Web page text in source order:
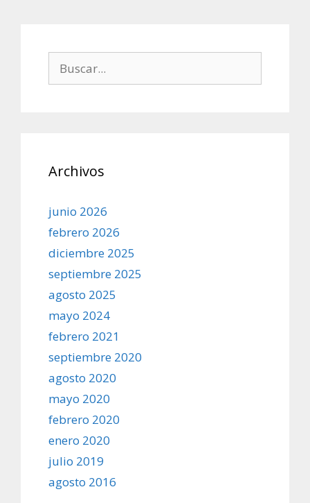
Archivos
junio 2026
febrero 2026
diciembre 2025
septiembre 2025
agosto 2025
mayo 2024
febrero 2021
septiembre 2020
agosto 2020
mayo 2020
febrero 2020
enero 2020
julio 2019
agosto 2016